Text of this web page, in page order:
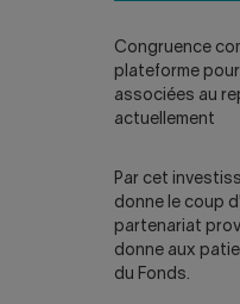
Congruence
plateforme
associées au
actuellement
Par cet
donne le coup
partenariat
donne aux
du Fonds.